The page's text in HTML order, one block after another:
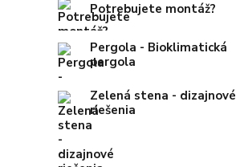
Potrebujete montáž?
Pergola - Bioklimatická
pergola
Zelená stena - dizajnové
riešenia